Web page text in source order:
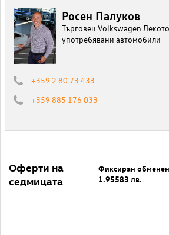
Росен Палуков
Търговец Volkswagen
употребявани автомобили
+359 2 80 73 433
+359 885 176 033
Оферти на
седмицата
Фиксиран
1.95583 лв.